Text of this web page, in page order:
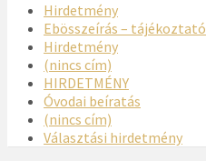
Hirdetmény
Ebösszeírás – tájékoztató
Hirdetmény
(nincs cím)
HIRDETMÉNY
Óvodai beíratás
(nincs cím)
Választási hirdetmény